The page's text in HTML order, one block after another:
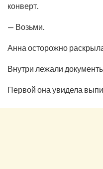
конверт.
— Возьми.
Анна осторожно
Внутри лежали
Первой она увидела